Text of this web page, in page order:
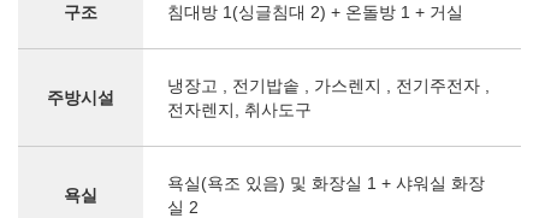
구조 침대방 1(싱글침대 2) + 온돌방 1 + 거실
주방시설
냉장고 , 전기밥솥 , 가스렌지 , 전기주전자 ,
전자렌지, 취사도구
욕실
욕실(욕조 있음) 및 화장실 1 + 샤워실 화장
실 2